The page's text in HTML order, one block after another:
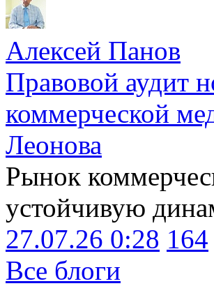
Алексей Панов
Правовой аудит
коммерческой
Леонова
Рынок
устойчивую
27.07.26 0:28 164
Все блоги